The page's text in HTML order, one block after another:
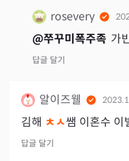
rosevery
@쭈꾸미폭주족 가
답글 달기
알이즈웰
김해 ㅊㅅ쌤 이혼수 이
답글 달기